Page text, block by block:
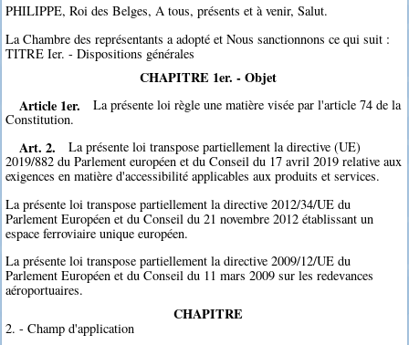
PHILIPPE, Roi des Belges, A tous, présents et à venir, Salut.
La Chambre des représentants a adopté et Nous sanctionnons ce qui suit :
TITRE Ier. - Dispositions générales
CHAPITRE 1er. - Objet
Article 1er.
La présente loi règle une matière visée par l'article 74 de la
Constitution.
Art. 2.
La présente loi transpose partiellement la directive (UE)
2019/882 du Parlement européen et du Conseil du 17 avril 2019 relative aux
exigences en matière d'accessibilité applicables aux produits et services.
La présente loi transpose partiellement la directive 2012/34/UE du
Parlement Européen et du Conseil du 21 novembre 2012 établissant un
espace ferroviaire unique européen.
La présente loi transpose partiellement la directive 2009/12/UE du
Parlement Européen et du Conseil du 11 mars 2009 sur les redevances
aéroportuaires.
CHAPITRE
2. - Champ d'application